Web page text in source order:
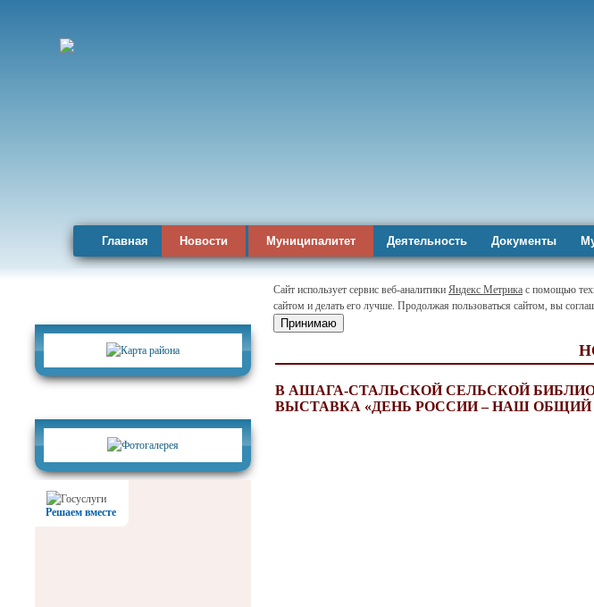
Главная Новости Муниципалитет Деятельность Документы
Решаем вместе
Сайт использует сервис веб-аналитики Яндекс Метрика с помощью
сайтом и делать его лучше. Продолжая пользоваться сайтом, вы
Принимаю
В АШАГА-СТАЛЬСКОЙ СЕЛЬСКОЙ
ВЫСТАВКА «ДЕНЬ РОССИИ – НАШ ОБЩИЙ